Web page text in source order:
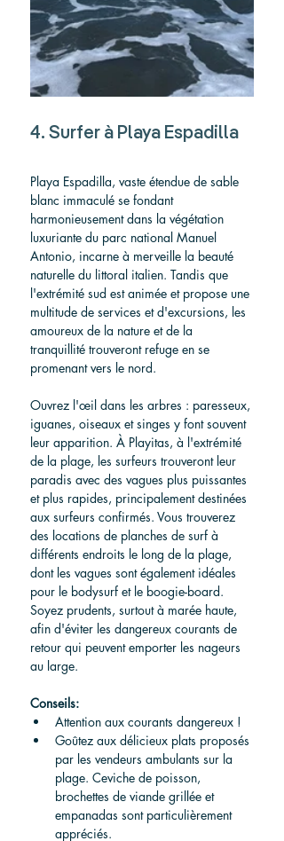
4. Surfer à Playa Espadilla
Playa Espadilla, vaste étendue de sable
blanc immaculé se fondant
harmonieusement dans la végétation
luxuriante du parc national Manuel
Antonio, incarne à merveille la beauté
naturelle du littoral italien. Tandis que
l'extrémité sud est animée et propose une
multitude de services et d'excursions, les
amoureux de la nature et de la
tranquillité trouveront refuge en se
promenant vers le nord.
Ouvrez l'œil dans les arbres : paresseux,
iguanes, oiseaux et singes y font souvent
leur apparition. À Playitas, à l'extrémité
de la plage, les surfeurs trouveront leur
paradis avec des vagues plus puissantes
et plus rapides, principalement destinées
aux surfeurs confirmés. Vous trouverez
des locations de planches de surf à
différents endroits le long de la plage,
dont les vagues sont également idéales
pour le bodysurf et le boogie-board.
Soyez prudents, surtout à marée haute,
afin d'éviter les dangereux courants de
retour qui peuvent emporter les nageurs
au large.
Conseils:
Attention aux courants dangereux !
Goûtez aux délicieux plats proposés
par les vendeurs ambulants sur la
plage. Ceviche de poisson,
brochettes de viande grillée et
empanadas sont particulièrement
appréciés.